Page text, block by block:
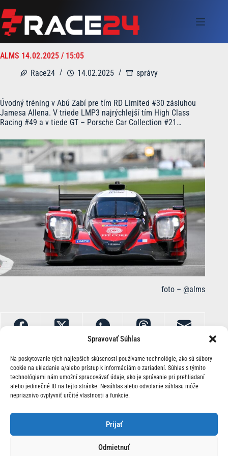
Spravovať Súhlas
Na poskytovanie tých najlepších skúseností používame technológie, ako sú súbory
cookie na ukladanie a/alebo prístup k informáciám o zariadení. Súhlas s týmito
technológiami nám umožní spracovávať údaje, ako je správanie pri prehliadaní
alebo jedinečné ID na tejto stránke. Nesúhlas alebo odvolanie súhlasu môže
nepriaznivo ovplyvniť určité vlastnosti a funkcie.
Prijať
Odmietnuť
to
content
ALMS 14.02.2025 / 15:05
Race24
14.02.2025 správy
Úvodný tréning v Abú Zabí pre tím RD Limited #30 zásluhou
Jamesa Allena. V triede LMP3 najrýchlejší tím High Class
Racing #49 a v tiede GT – Porsche Car Collection #21…
foto – @alms
O Nás | Kontakt